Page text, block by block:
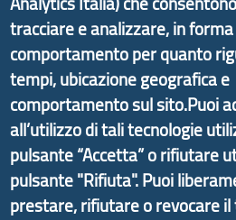
Il portale di marketing
di Genova Città Metropolitana
partire dal progetto nazionale
promosso dal Dipartimento per
Economico e finalizzato al
delle valli dell’entroterra. In
informazioni ed
d'Area Antola-Tigullio, in
Liguria ed ANCI Liguria.
tracciare e analizzare, in
comportamento per quanto
tempi, ubicazione geografica e
comportamento sul sito.Puoi
all’utilizzo di tali tecnologie
pulsante “Accetta” o rifiutare
pulsante "Rifiuta". Puoi
prestare, rifiutare o revocare il